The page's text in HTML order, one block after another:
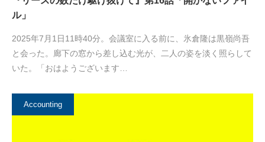
ル」
2025年7月1日11時40分。会議室に入る前に、氷倉隆は黒嶺尚吾
と会った。廊下の窓から差し込む光が、二人の姿を淡く照らして
いた。「おはようございます…
Accounting